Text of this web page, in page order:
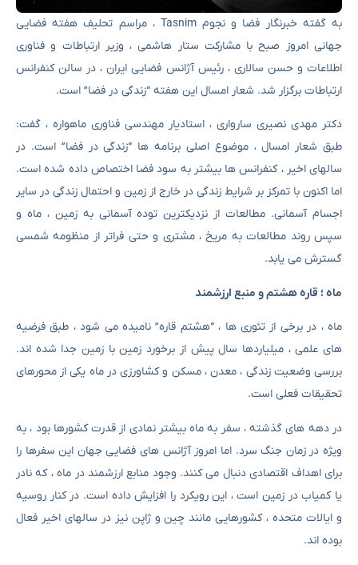
به گفته خبرنگار فضا و نجوم Tasnim ، مراسم تحلیف هفته فضایی
جهانی امروز صبح با مشارکت ستار هاشمی ، وزیر ارتباطات و فناوری
اطلاعات و حسن سالاری ، رئیس آژانس فضایی ایران ، در سالن کنفرانس
ارتباطات برگزار شد. شعار امسال این هفته “زندگی در فضا” است.
دکتر مهدی نصیری سارواری ، استادیار مهندسی فناوری ماهواره ، گفت:
طبق شعار امسال ، موضوع اصلی برنامه ها “زندگی در فضا” است. در
سالهای اخیر ، کنفرانس ها بیشتر به سود فضا اختصاص داده شده است.
اما اکنون با تمرکز بر شرایط زندگی در خارج از زمین و احتمال زندگی در سایر
اجسام آسمانی. مطالعات از نزدیکترین توده آسمانی به زمین ، ماه و
سپس روند مطالعات به مریخ ، مشتری و حتی فراتر از منظومه شمسی
گسترش می یابد.
ماه ؛ قاره هشتم و منبع ارزشمند
ماه ، در برخی از تئوری ها ، “هشتم قاره” نامیده می شود ، طبق فرضیه
های علمی ، میلیاردها سال پیش از برخورد زمین با زمین جدا شده اند.
بررسی وضعیت زندگی ، معدن ، مسکن و کشاورزی در ماه یکی از محورهای
تحقیقات فعلی است.
در دهه های گذشته ، سفر به ماه بیشتر نمادی از قدرت کشورها بود ، به
ویژه در زمان جنگ سرد. اما امروز آژانس های فضایی جهان این سفرها را
برای اهداف اقتصادی دنبال می کنند. وجود منابع ارزشمند در ماه ، که نادر
یا کمیاب در زمین است ، این رویکرد را افزایش داده است. در کنار روسیه
و ایالات متحده ، کشورهایی مانند چین و ژاپن نیز در سالهای اخیر فعال
بوده اند.